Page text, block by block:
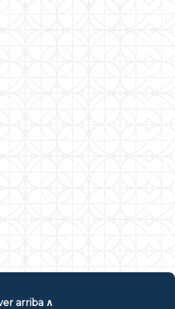
arriba ∧